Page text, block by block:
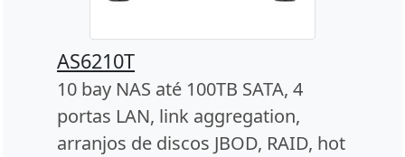
AS6210T
10 bay NAS até 100TB SATA, 4
portas LAN, link aggregation,
arranjos de discos JBOD, RAID, hot